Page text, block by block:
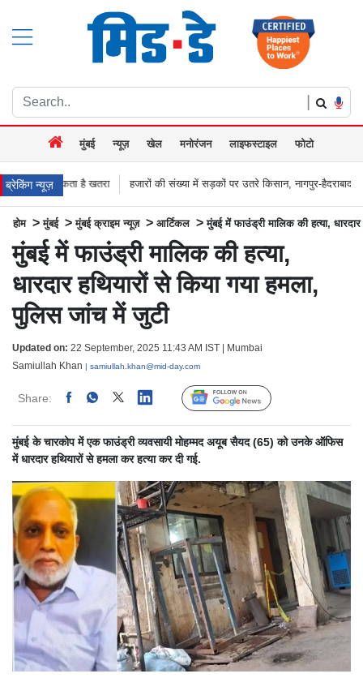
|
मुंबई न्यूज़ खेल मनोरंजन लाइफस्टाइल फोटो
ब्रेकिंग न्यूज़हजारों की संख्या में सड़कों पर उतरे किसान, नागपुर-हैदराबाद राजमार्ग किया जाम,
होम >मुंबई >मुंबई क्राइम न्यूज़ > आर्टिकल >मुंबई में फाउंड्री मालिक की हत्या,
मुंबई में फाउंड्री मालिक की हत्या,
धारदार हथियारों से किया गया हमला,
पुलिस जांच में जुटी
Updated on: 22 September, 2025 11:43 AM IST | Mumbai
Samiullah Khan | samiullah.khan@mid-day.com
Share: Linked Follow Us
मुंबई के चारकोप में एक फाउंड्री व्यवसायी मोहम्मद अयूब सैयद (65) को उनके ऑफिस
में धारदार हथियारों से हमला कर हत्या कर दी गई.